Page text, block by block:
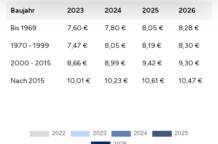
Baujahr 2023 2024 2025 2026
Bis 1969 7,60 € 7,80 € 8,05 € 8,28 €
1970 - 1999 7,47 € 8,05 € 8,19 € 8,30 €
2000 - 2015 8,66 € 8,99 € 9,42 € 9,30 €
Nach 2015 10,01 € 10,23 € 10,61 € 10,47 €